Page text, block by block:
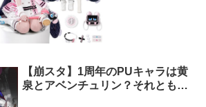
【崩スタ】1周年のPUキャラは黄
泉とアベンチュリン？それとも…